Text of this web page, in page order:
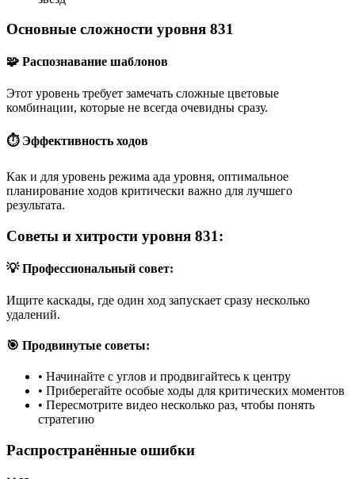
Основные сложности уровня 831
🧩 Распознавание шаблонов
Этот уровень требует замечать сложные цветовые
комбинации, которые не всегда очевидны сразу.
⏱️ Эффективность ходов
Как и для уровень режима ада уровня, оптимальное
планирование ходов критически важно для лучшего
результата.
Советы и хитрости уровня 831:
💡 Профессиональный совет:
Ищите каскады, где один ход запускает сразу несколько
удалений.
🎯 Продвинутые советы:
• Начинайте с углов и продвигайтесь к центру
• Приберегайте особые ходы для критических моментов
• Пересмотрите видео несколько раз, чтобы понять
стратегию
Распространённые ошибки